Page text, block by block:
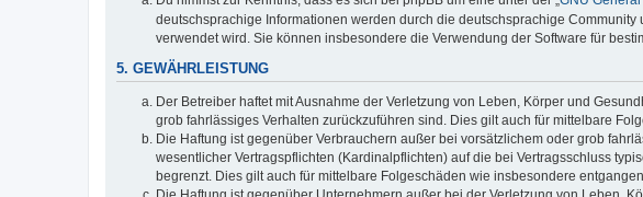
deutschsprachige Informationen werden durch die deutschsprachige Community
verwendet wird. Sie können insbesondere die Verwendung der Software für
5. GEWÄHRLEISTUNG
Der Betreiber haftet mit Ausnahme der Verletzung von Leben, Körper und
grob fahrlässiges Verhalten zurückzuführen sind. Dies gilt auch für mittelbare
Die Haftung ist gegenüber Verbrauchern außer bei vorsätzlichem oder grob
wesentlicher Vertragspflichten (Kardinalpflichten) auf die bei Vertragsschluss
begrenzt. Dies gilt auch für mittelbare Folgeschäden wie insbesondere